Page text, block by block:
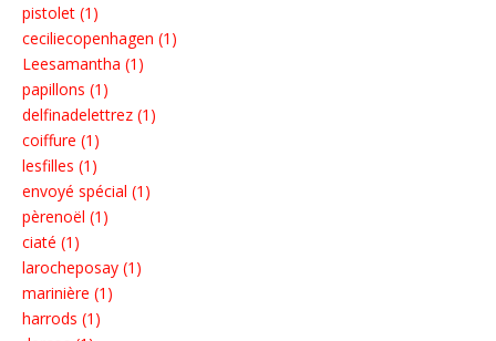
pistolet (1)
ceciliecopenhagen (1)
Leesamantha (1)
papillons (1)
delfinadelettrez (1)
coiffure (1)
lesfilles (1)
envoyé spécial (1)
pèrenoël (1)
ciaté (1)
larocheposay (1)
marinière (1)
harrods (1)